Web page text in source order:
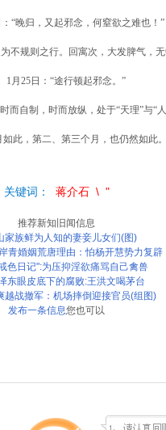
“晚归，又起邪念，何窒欲之难也！”
不规则之行。回寓次，大发脾气，
25日： “途行顿起邪念。”
自制，时而放纵，处于“天理”与“人
，第二、第三个月，也仍然如此。
关键词： 蒋介石 \ "
推荐新知旧闻信息
家族鲜为人知的妻妾儿女们(图)
青婚姻荒唐理由：怕杨开慧势力复辟
色日记":为压抑淫欲痛骂自己禽兽
东眼皮底下的腐败:王洪文喝茅台
越战撤军：机场摔倒迎接官员(组图)
发布一条信息您也可以